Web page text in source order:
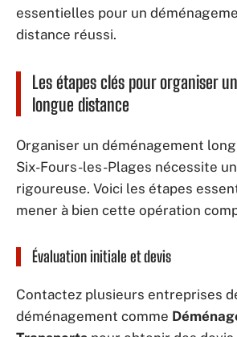
essentielles pour un
distance réussi.
Les étapes clés pour organiser
longue distance
Organiser un déménagement
Six-Fours-les-Plages nécessite
rigoureuse. Voici les étapes
mener à bien cette opération
Évaluation initiale et devis
Contactez plusieurs entreprises
déménagement comme